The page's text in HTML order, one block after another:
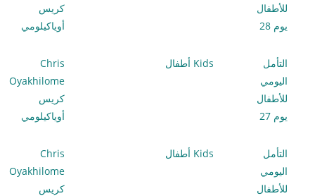
للأطفال
يوم 28
كريس
أوياكيلومي
التأمل
اليومي
للأطفال
يوم 27
Kids أطفال
Chris
Oyakhilome
كريس
أوياكيلومي
التأمل
اليومي
للأطفال
Kids أطفال
Chris
Oyakhilome
كريس